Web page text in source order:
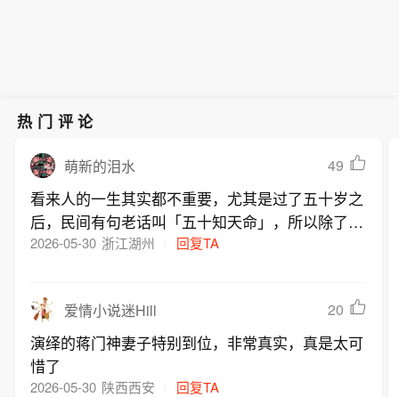
热门评论
萌新的泪水 49
看来人的一生其实都不重要，尤其是过了五十岁之
后，民间有句老话叫「五十知天命」，所以除了健
康的身体之外，其他都不算什么，愿一路走好，确
2026-05-30 浙江湖州 回复TA
爱情小说迷Hill 20
演绎的蒋门神妻子特别到位，非常真实，真是太可
惜了
2026-05-30 陕西西安 回复TA